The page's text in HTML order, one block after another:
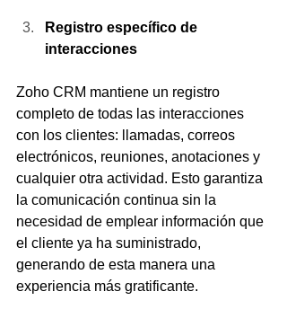
Registro específico de
interacciones
Zoho CRM mantiene un registro
completo de todas las interacciones
con los clientes: llamadas, correos
electrónicos, reuniones, anotaciones y
cualquier otra actividad. Esto garantiza
la comunicación continua sin la
necesidad de emplear información que
el cliente ya ha suministrado,
generando de esta manera una
experiencia más gratificante.